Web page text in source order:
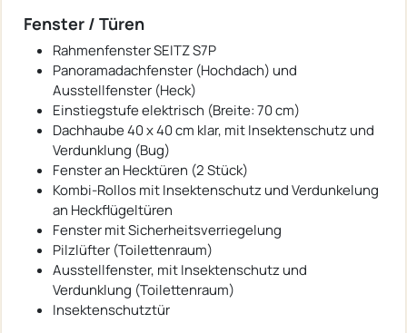
Fenster / Türen
Rahmenfenster SEITZ S7P
Panoramadachfenster (Hochdach) und
Ausstellfenster (Heck)
Einstiegstufe elektrisch (Breite: 70 cm)
Dachhaube 40 x 40 cm klar, mit Insektenschutz und
Verdunklung (Bug)
Fenster an Hecktüren (2 Stück)
Kombi-Rollos mit Insektenschutz und Verdunkelung
an Heckflügeltüren
Fenster mit Sicherheitsverriegelung
Pilzlüfter (Toilettenraum)
Ausstellfenster, mit Insektenschutz und
Verdunklung (Toilettenraum)
Insektenschutztür